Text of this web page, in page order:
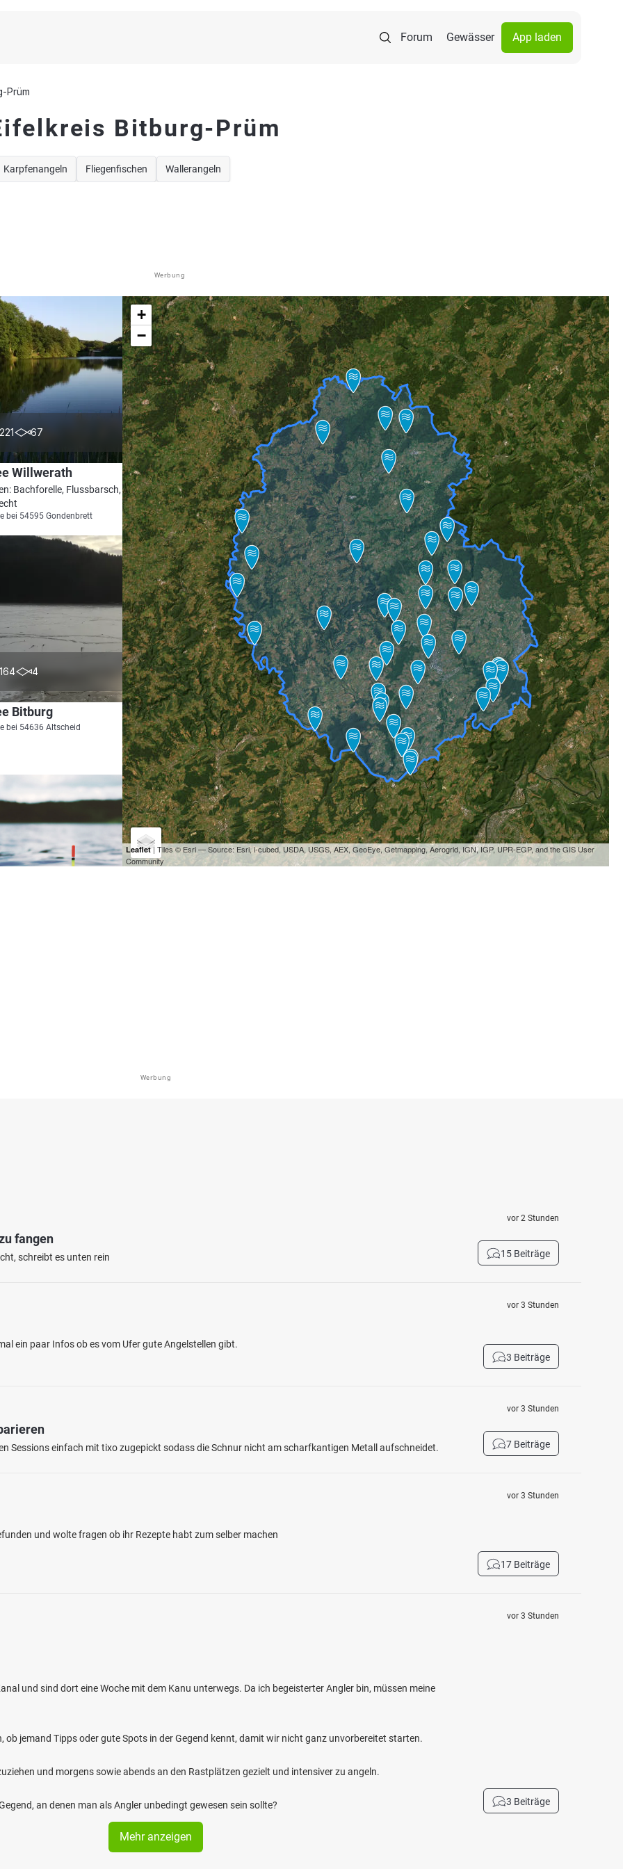
Forum Gewässer App laden
Prüm
Bitburg-Prüm
Karpfenangeln Fliegenfischen Wallerangeln
Werbung
221 67 4.8
Willwerath
Bachforelle, Flussbarsch, Karpfen,
bei 54595 Gondenbrett
164 4 3.0
Bitburg
bei 54636 Altscheid
54634 Birtlingen
Bachforelle, Barbe, Regenbogenforelle
+
−
Leaflet| Tiles © Esri — Source: Esri, i-cubed, USDA, USGS, AEX, GeoEye, Getmapping, Aerogrid, IGN, IGP, UPR-EGP, and the GIS User
Community
Werbung
fangen
schreibt es unten rein
vor 2 Stunden
15 Beiträge
ein paar Infos ob es vom Ufer gute Angelstellen gibt.
vor 3 Stunden
3 Beiträge
Sessions einfach mit tixo zugepickt sodass die Schnur nicht am scharfkantigen Metall aufschneidet.
vor 3 Stunden
7 Beiträge
und wolte fragen ob ihr Rezepte habt zum selber machen
vor 3 Stunden
17 Beiträge
und sind dort eine Woche mit dem Kanu unterwegs. Da ich begeisterter Angler bin, müssen meine
ob jemand Tipps oder gute Spots in der Gegend kennt, damit wir nicht ganz unvorbereitet starten.
und morgens sowie abends an den Rastplätzen gezielt und intensiver zu angeln.
an denen man als Angler unbedingt gewesen sein sollte?
vor 3 Stunden
3 Beiträge
Mehr anzeigen